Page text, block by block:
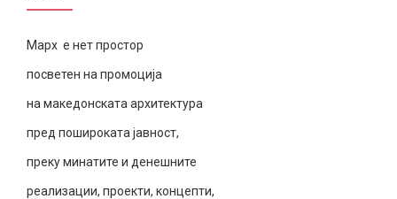
Марх е нет простор
посветен на промоција
на македонската архитектура
пред пошироката јавност,
преку минатите и денешните
реализации, проекти, концепти,